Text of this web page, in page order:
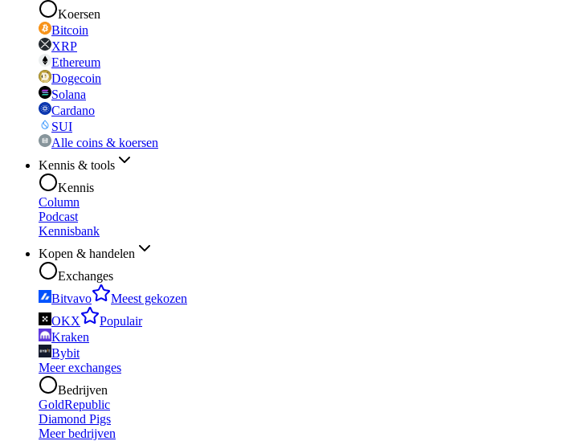
Koersen
Bitcoin
XRP
Ethereum
Dogecoin
Solana
Cardano
SUI
Alle coins & koersen
Kennis & tools
Kennis
Column
Podcast
Kennisbank
Kopen & handelen
Exchanges
Bitvavo
Meest gekozen
OKX
Populair
Kraken
Bybit
Meer exchanges
Bedrijven
GoldRepublic
Diamond Pigs
Meer bedrijven